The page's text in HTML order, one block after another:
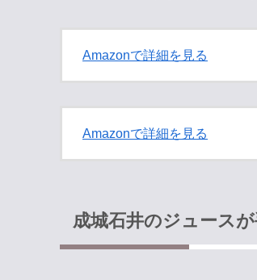
Amazonで詳細を見る
Amazonで詳細を見る
成城石井のジュース